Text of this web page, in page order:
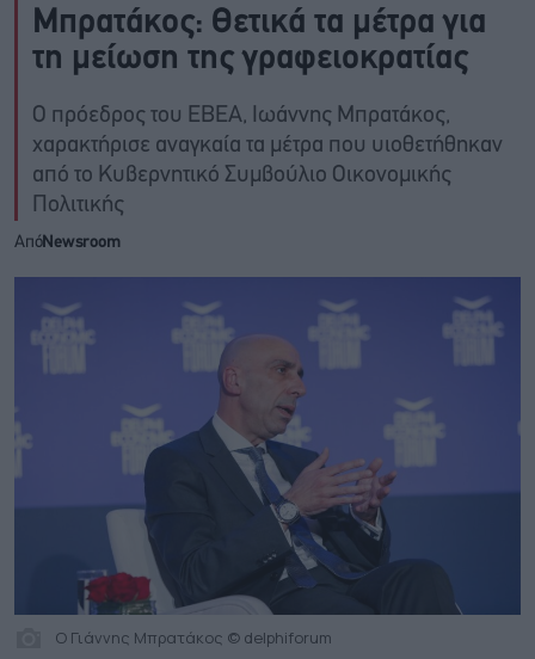
Μπρατάκος: Θετικά τα μέτρα για
τη μείωση της γραφειοκρατίας
Ο πρόεδρος του ΕΒΕΑ, Ιωάννης Μπρατάκος,
χαρακτήρισε αναγκαία τα μέτρα που υιοθετήθηκαν
από το Κυβερνητικό Συμβούλιο Οικονομικής
Πολιτικής
ΑπόNewsroom
Ο Γιάννης Μπρατάκος © delphiforum